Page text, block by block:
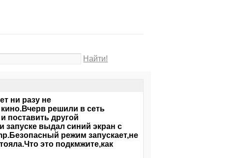
Найти!
ни разу не
решили в сеть
поставить другой
запуске выдал синий экран с
режим запускает,не
это подкмжите,как